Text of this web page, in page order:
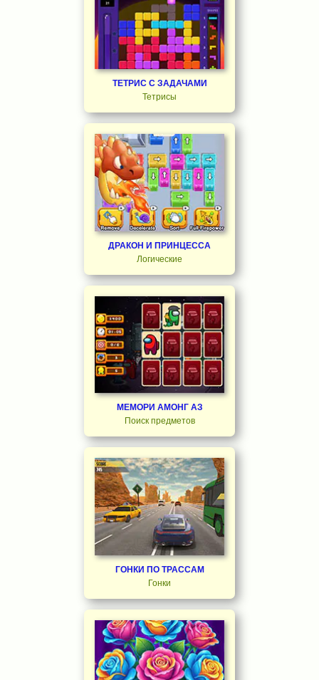
ТЕТРИС С ЗАДАЧАМИ
Тетрисы
ДРАКОН И ПРИНЦЕССА
Логические
МЕМОРИ АМОНГ АЗ
Поиск предметов
ГОНКИ ПО ТРАССАМ
Гонки